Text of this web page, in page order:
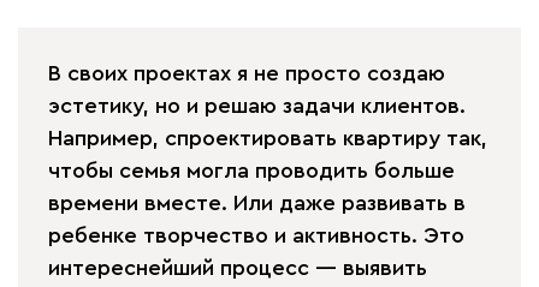
В своих проектах я не просто создаю
эстетику, но и решаю задачи клиентов.
Например, спроектировать квартиру так,
чтобы семья могла проводить больше
времени вместе. Или даже развивать в
ребенке творчество и активность. Это
интереснейший процесс — выявить